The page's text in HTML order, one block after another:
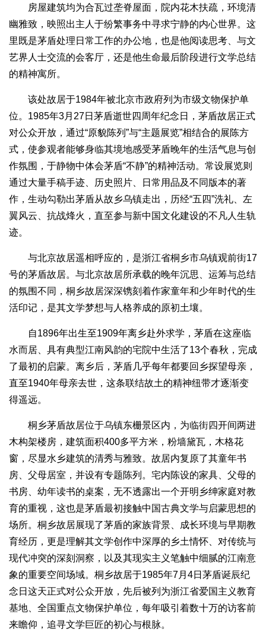
房屋建筑均为合瓦过垄脊屋面，院内花木扶疏，环境清
幽雅致，映照出主人于纷繁事务中寻求宁静的内心世界。这
里既是茅盾处理日常工作的办公地，也是他阅读思考、与文
艺界人士交流的会客厅，还是他生命最后阶段进行文学总结
的精神寓所。
该处故居于1984年被北京市政府列为市级文物保护单
位。1985年3月27日茅盾逝世四周年纪念日，茅盾故居正式
对公众开放，通过“原貌陈列”与“主题展览”相结合的展陈方
式，使参观者能够身临其境地感受茅盾晚年的生活气息与创
作氛围，于静物中体会茅盾“不静”的精神活动。常设展览则
通过大量手稿手迹、历史照片、日常用品及不同版本的著
作，生动勾勒出茅盾从故乡乌镇走出，历经“五四”洗礼、左
翼风云、抗战烽火，直至参与新中国文化建设的不凡人生轨
迹。
与北京故居遥相呼应的，是浙江省桐乡市乌镇观前街17
号的茅盾故居。与北京故居所承载的晚年沉思、运筹与总结
的氛围不同，桐乡故居深深镌刻着作家童年和少年时代的生
活印记，是其文学梦想与人格养成的原初土壤。
自1896年出生至1909年离乡赴外求学，茅盾在这座临
水而居、具有典型江南风韵的宅院中生活了13个春秋，完成
了最初的启蒙。离乡后，茅盾几乎每年都要回乡探望母亲，
直至1940年母亲去世，这条联结故土的精神纽带才逐渐变
得遥远。
桐乡茅盾故居位于乌镇东栅景区内，为临街四开间两进
木构架楼房，建筑面积400多平方米，粉墙黛瓦，木格花
窗，尽显水乡建筑的清秀与雅致。故居内复原了其童年书
房、父母居室，并设有专题陈列。宅内陈设的家具、父母的
书房、幼年读书的桌案，无不透露出一个开明乡绅家庭对教
育的重视，这也是茅盾最初接触中国古典文学与启蒙思想的
场所。桐乡故居展现了茅盾的家族背景、成长环境与早期教
育经历，更是理解其文学创作中深厚的乡土情怀、对传统与
现代冲突的深刻洞察，以及其现实主义笔触中细腻的江南意
象的重要空间场域。桐乡故居于1985年7月4日茅盾诞辰纪
念日这天正式对公众开放，先后被列为浙江省爱国主义教育
基地、全国重点文物保护单位，每年吸引着数十万的访客前
来瞻仰，追寻文学巨匠的初心与根脉。